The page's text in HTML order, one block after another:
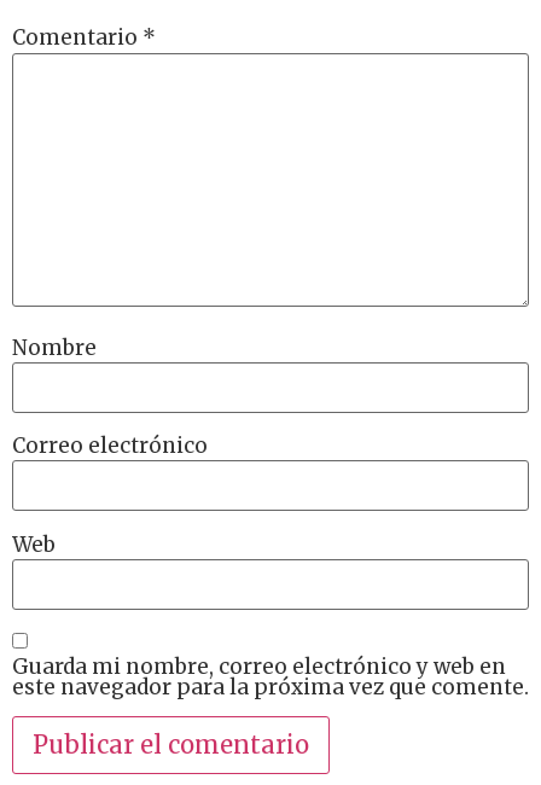
Comentario *
Nombre
Correo electrónico
Web
Guarda mi nombre, correo electrónico y web en
este navegador para la próxima vez que comente.